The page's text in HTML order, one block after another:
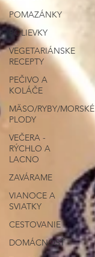
POMAZÁNKY
POLIEVKY
VEGETARIÁNSKE
RECEPTY
PEČIVO A
KOLÁČE
MÄSO/RYBY/MORSKÉ
PLODY
VEČERA -
RÝCHLO A
LACNO
ZAVÁRAME
VIANOCE A
SVIATKY
CESTOVANIE
DOMÁCNOSŤ